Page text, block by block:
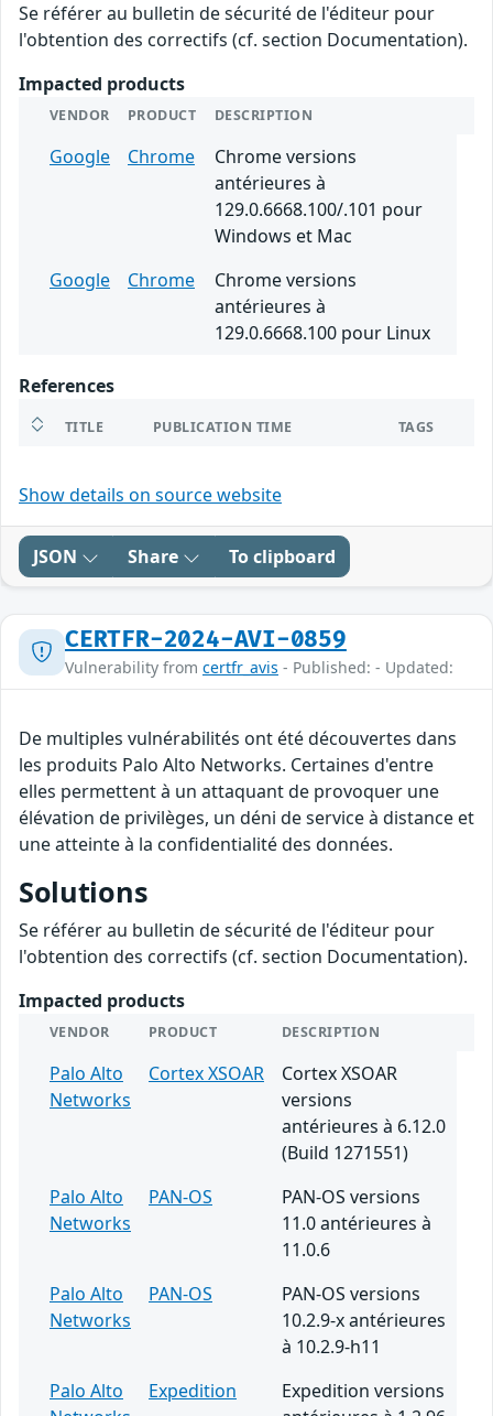
Se référer au bulletin de sécurité de l'éditeur pour
l'obtention des correctifs (cf. section Documentation).
Impacted products
VENDOR PRODUCT DESCRIPTION
Google Chrome
Chrome versions
antérieures à
129.0.6668.100/.101 pour
Windows et Mac
Google
Chrome
Chrome versions
antérieures à
129.0.6668.100 pour Linux
References
TITLE PUBLICATION TIME TAGS
Show details on source website
JSON Share To clipboard
CERTFR-2024-AVI-0859
Vulnerability from certfr_avis - Published: - Updated:
De multiples vulnérabilités ont été découvertes dans
les produits Palo Alto Networks. Certaines d'entre
elles permettent à un attaquant de provoquer une
élévation de privilèges, un déni de service à distance et
une atteinte à la confidentialité des données.
Solutions
Se référer au bulletin de sécurité de l'éditeur pour
l'obtention des correctifs (cf. section Documentation).
Impacted products
VENDOR PRODUCT DESCRIPTION
Palo Alto
Networks
Cortex XSOAR
Cortex XSOAR
versions
antérieures à 6.12.0
(Build 1271551)
Palo Alto
Networks
PAN-OS
PAN-OS versions
11.0 antérieures à
11.0.6
Palo Alto
Networks
PAN-OS
PAN-OS versions
10.2.9-x antérieures
à 10.2.9-h11
Palo Alto
Expedition
Expedition versions